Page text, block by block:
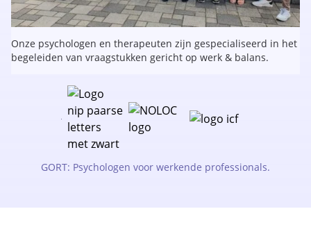
Onze psychologen en therapeuten zijn gespecialiseerd in het
begeleiden van vraagstukken gericht op werk & balans.
GORT: Psychologen voor werkende professionals.